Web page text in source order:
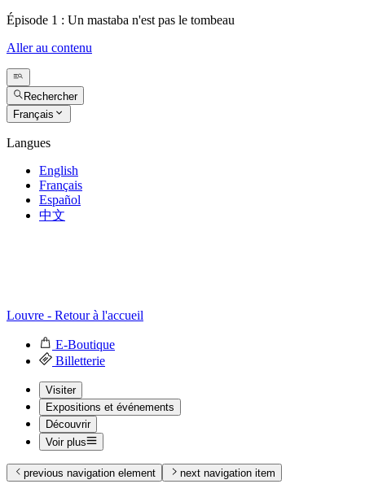
Épisode 1 : Un mastaba n'est pas le tombeau
Aller au contenu
Rechercher
Français
Langues
English
Français
Español
中文
Louvre - Retour à l'accueil
E-Boutique
Billetterie
Visiter
Expositions et événements
Découvrir
Voir plus
previous navigation element next navigation item